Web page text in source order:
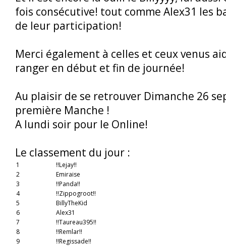
fois consécutive! tout comme Alex31 les
de leur participation!
Merci également à celles et ceux venus
ranger en début et fin de journée!
Au plaisir de se retrouver Dimanche 26
première Manche !
A lundi soir pour le Online!
Le classement du jour :
1
!!Lejay!!
2
Emiraise
3
!!Panda!!
4
!!Zippogroot!!
5
BillyTheKid
6
Alex31
7
!!Taureau395!!
8
!!Remlar!!
9
!!Regissade!!